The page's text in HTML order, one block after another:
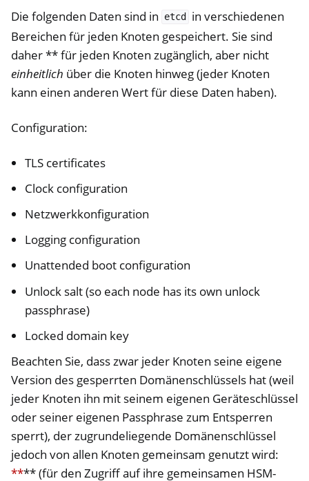
Die folgenden Daten sind in etcd
in verschiedenen
Bereichen für jeden Knoten gespeichert. Sie sind
daher ** für jeden Knoten zugänglich, aber nicht
einheitlich über die Knoten hinweg (jeder Knoten
kann einen anderen Wert für diese Daten haben).
Configuration:
TLS certificates
Clock configuration
Netzwerkkonfiguration
Logging configuration
Unattended boot configuration
Unlock salt (so each node has its own unlock
passphrase)
Locked domain key
Beachten Sie, dass zwar jeder Knoten seine eigene
Version des gesperrten Domänenschlüssels hat (weil
jeder Knoten ihn mit seinem eigenen Geräteschlüssel
oder seiner eigenen Passphrase zum Entsperren
sperrt), der zugrundeliegende Domänenschlüssel
jedoch von allen Knoten gemeinsam genutzt wird:
**** (für den Zugriff auf ihre gemeinsamen HSM-